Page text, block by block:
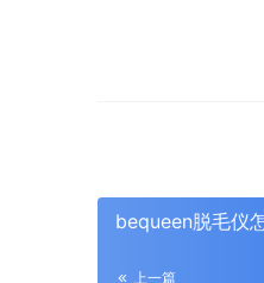
bequeen脱毛仪
上一篇